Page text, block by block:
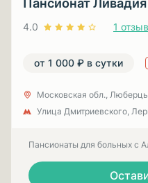
Пансионат
4.0 1 отзыв
от 1 000 ₽ в сутки
Московская обл.,
Улица Дмитриевского,
Пансионаты для больных с